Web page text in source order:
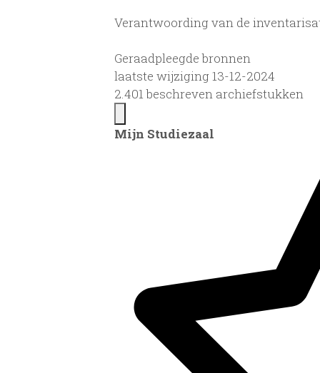
Verantwoording van de
Geraadpleegde bronnen
laatste wijziging 13-12-2024
2.401 beschreven archiefstukken
Mijn Studiezaal